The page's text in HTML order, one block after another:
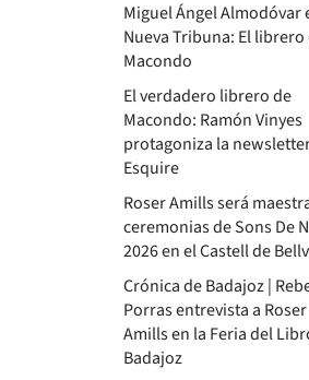
Miguel Ángel Almodóvar
Nueva Tribuna: El librero
Macondo
El verdadero librero de
Macondo: Ramón Vinyes
protagoniza la
Esquire
Roser Amills será
ceremonias de Sons De
2026 en el Castell de
Crónica de Badajoz |
Porras entrevista a Roser
Amills en la Feria del
Badajoz